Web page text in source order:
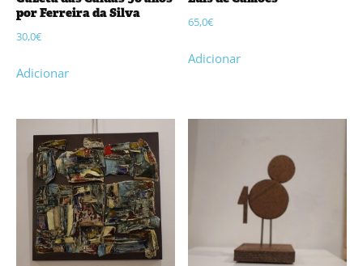
por Ferreira da Silva
30,0€
Adicionar
65,0€
Adicionar